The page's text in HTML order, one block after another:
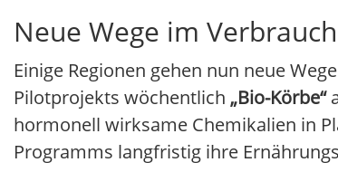
Neue Wege im
Einige Regionen gehen nun neue
Pilotprojekts wöchentlich „Bio-Körbe“
hormonell wirksame Chemikalien in
Programms langfristig ihre